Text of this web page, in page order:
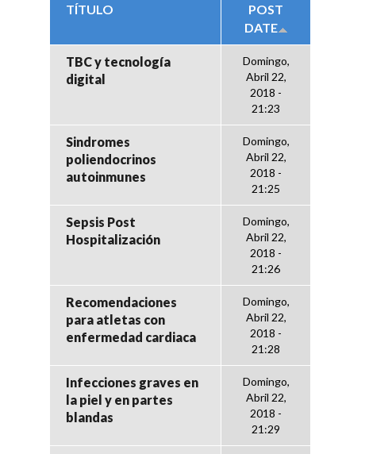
TÍTULO
POST
DATE
TBC y tecnología
digital
Domingo,
Abril 22,
2018 -
21:23
Sindromes
poliendocrinos
autoinmunes
Domingo,
Abril 22,
2018 -
21:25
Sepsis Post
Hospitalización
Domingo,
Abril 22,
2018 -
21:26
Recomendaciones
para atletas con
enfermedad cardiaca
Domingo,
Abril 22,
2018 -
21:28
Infecciones graves en
la piel y en partes
blandas
Domingo,
Abril 22,
2018 -
21:29